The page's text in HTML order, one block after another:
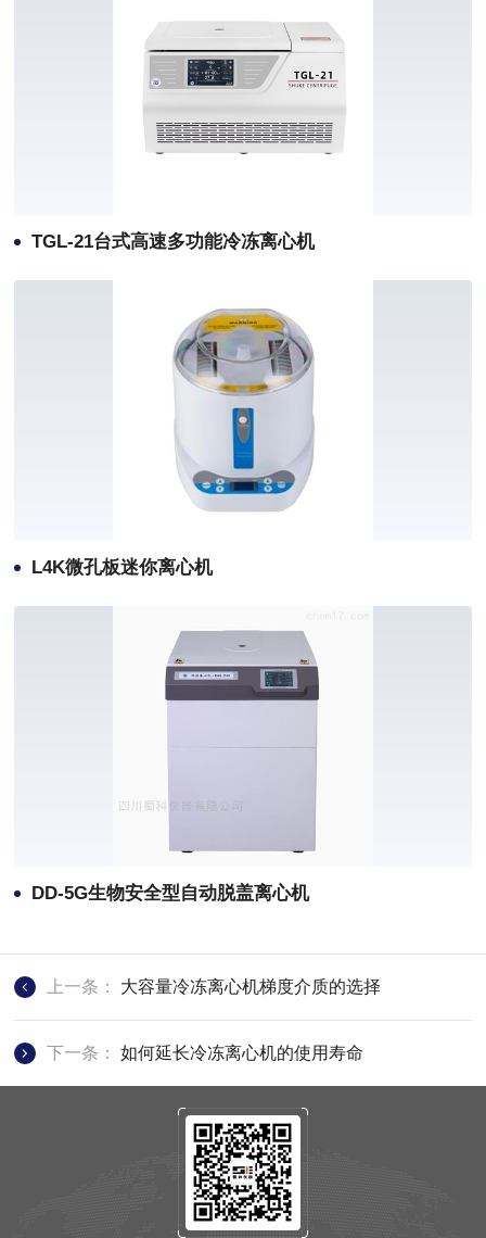
TGL-21台式高速多功能冷冻离心机
L4K微孔板迷你离心机
DD-5G生物安全型自动脱盖离心机
上一条： 大容量冷冻离心机梯度介质的选择
下一条：如何延长冷冻离心机的使用寿命